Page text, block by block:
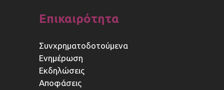
Επικαιρότητα
Συνχρηματοδοτούμενα
Ενημέρωση
Εκδηλώσεις
Αποφάσεις